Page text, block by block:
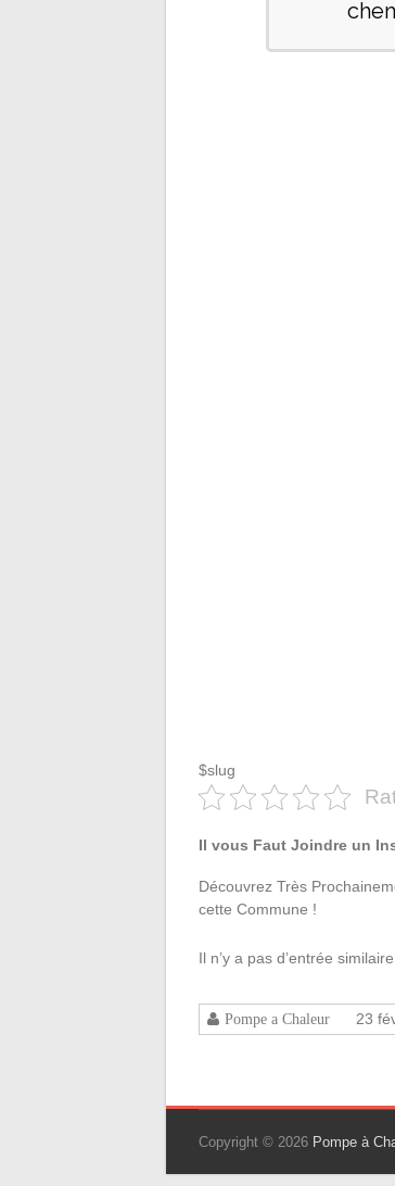
$slug
Il vous Faut Joindre un
Découvrez Très
cette Commune !
Il n’y a pas d’entrée similaire.
Pompe a Chaleur 23
Copyright © 2026 Pompe à